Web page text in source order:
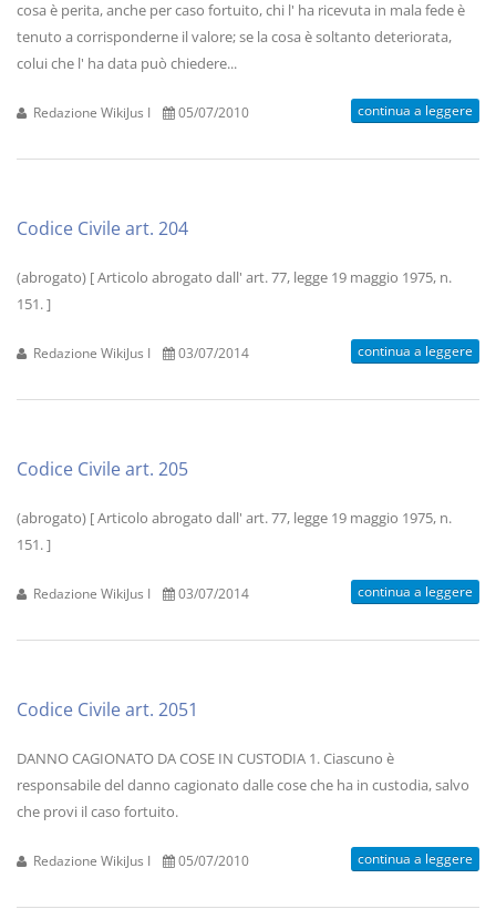
cosa è perita, anche per caso fortuito, chi l' ha ricevuta in mala fede è
tenuto a corrisponderne il valore; se la cosa è soltanto deteriorata,
colui che l' ha data può chiedere...
Redazione WikiJus I 05/07/2010 continua a leggere
Codice Civile art. 204
(abrogato) [ Articolo abrogato dall' art. 77, legge 19 maggio 1975, n.
151. ]
Redazione WikiJus I 03/07/2014 continua a leggere
Codice Civile art. 205
(abrogato) [ Articolo abrogato dall' art. 77, legge 19 maggio 1975, n.
151. ]
Redazione WikiJus I 03/07/2014 continua a leggere
Codice Civile art. 2051
DANNO CAGIONATO DA COSE IN CUSTODIA 1. Ciascuno è
responsabile del danno cagionato dalle cose che ha in custodia, salvo
che provi il caso fortuito.
Redazione WikiJus I 05/07/2010 continua a leggere